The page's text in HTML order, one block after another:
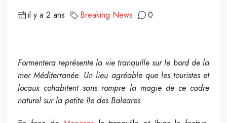
il y a 2 ans Breaking News 0
Formentera représente la vie tranquille sur le bord de la
mer Méditerranée. Un lieu agréable que les touristes et
locaux cohabitent sans rompre la magie de ce cadre
naturel sur la petite île des Baleares.